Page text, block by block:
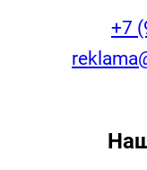
+7